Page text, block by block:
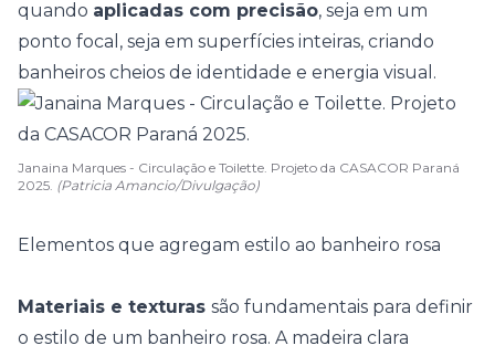
quando aplicadas com precisão, seja em um
ponto focal, seja em superfícies inteiras, criando
banheiros cheios de identidade e energia visual.
Janaina Marques - Circulação e Toilette. Projeto da CASACOR Paraná
2025. (Patricia Amancio/Divulgação)
Elementos que agregam estilo ao banheiro rosa
Materiais e texturas são fundamentais para definir
o estilo de um banheiro rosa. A madeira clara